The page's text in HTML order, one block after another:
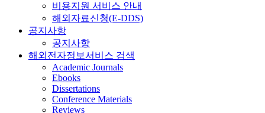
비용지원 서비스 안내
해외자료신청(E-DDS)
공지사항
공지사항
해외전자정보서비스 검색
Academic Journals
Ebooks
Dissertations
Conference Materials
Reviews